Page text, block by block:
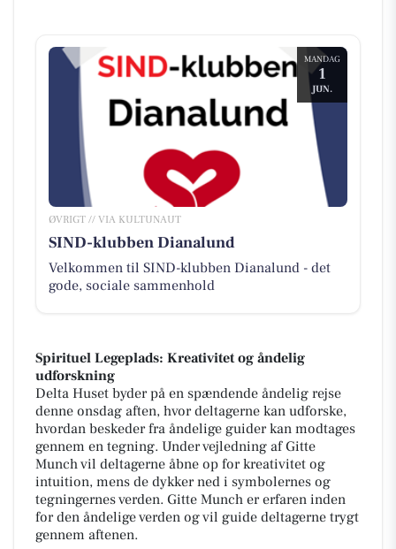
MANDAG
1
JUN.
ØVRIGT // VIA KULTUNAUT
SIND-klubben Dianalund
Velkommen til SIND-klubben Dianalund - det
gode, sociale sammenhold
Spirituel Legeplads: Kreativitet og åndelig
udforskning
Delta Huset byder på en spændende åndelig rejse
denne onsdag aften, hvor deltagerne kan udforske,
hvordan beskeder fra åndelige guider kan modtages
gennem en tegning. Under vejledning af Gitte
Munch vil deltagerne åbne op for kreativitet og
intuition, mens de dykker ned i symbolernes og
tegningernes verden. Gitte Munch er erfaren inden
for den åndelige verden og vil guide deltagerne trygt
gennem aftenen.